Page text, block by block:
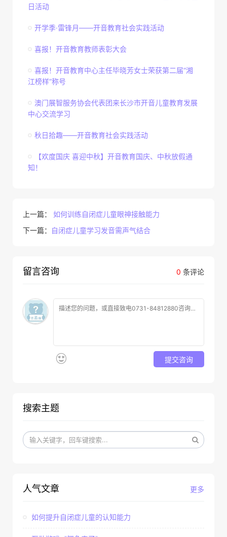
日活动
开学季·雷锋月——开音教育社会实践活动
喜报！开音教育教师表彰大会
喜报！开音教育中心主任毕晓芳女士荣获第二届“湘
江榜样”称号
澳门展智服务协会代表团来长沙市开音儿童教育发展
中心交流学习
秋日拾趣——开音教育社会实践活动
【欢度国庆 喜迎中秋】开音教育国庆、中秋放假通
知！
上一篇：
如何训练自闭症儿童眼神接触能力
下一篇：
自闭症儿童学习发音需声气结合
0 条评论
留言咨询
提交咨询
搜索主题
更多
人气文章
如何提升自闭症儿童的认知能力